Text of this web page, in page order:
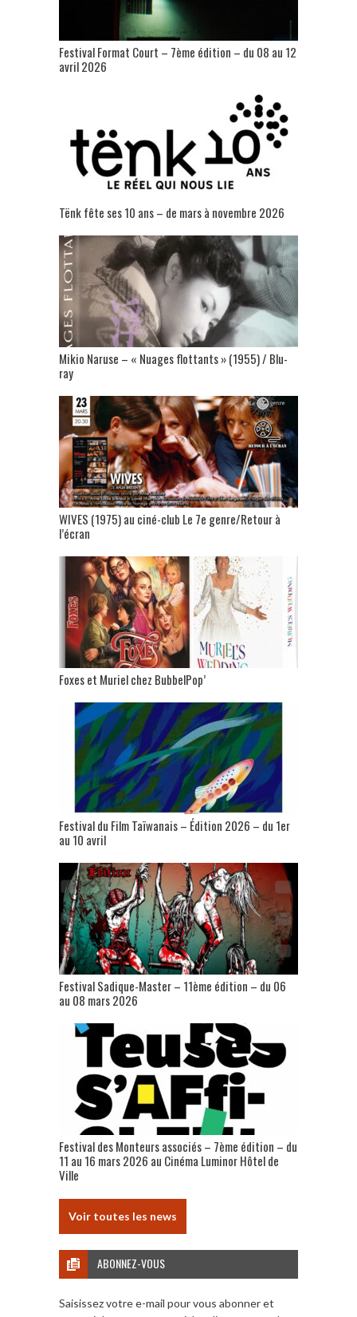
Festival Format Court – 7ème édition – du 08 au 12
avril 2026
Tënk fête ses 10 ans – de mars à novembre 2026
Mikio Naruse – « Nuages flottants » (1955) / Blu-
ray
WIVES (1975) au ciné-club Le 7e genre/Retour à
l’écran
Foxes et Muriel chez BubbelPop’
Festival du Film Taïwanais – Édition 2026 – du 1er
au 10 avril
Festival Sadique-Master – 11ème édition – du 06
au 08 mars 2026
Festival des Monteurs associés – 7ème édition – du
11 au 16 mars 2026 au Cinéma Luminor Hôtel de
Ville
Voir toutes les news
ABONNEZ-VOUS
Saisissez votre e-mail pour vous abonner et